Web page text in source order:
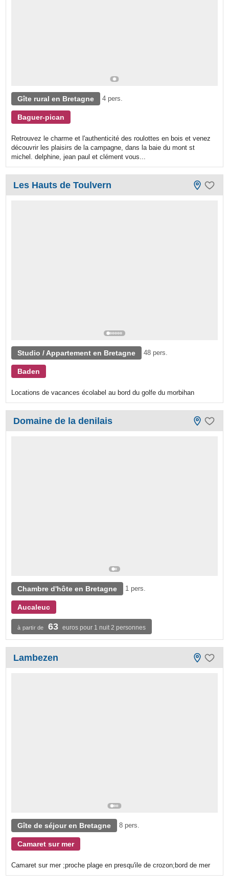
Gîte rural en Bretagne 4 pers.
Baguer-pican
Retrouvez le charme et l'authenticité des roulottes en bois et venez
découvrir les plaisirs de la campagne, dans la baie du mont st
michel. delphine, jean paul et clément vous...
Les Hauts de Toulvern
Studio / Appartement en Bretagne 48 pers.
Baden
Locations de vacances écolabel au bord du golfe du morbihan
Domaine de la denilais
Chambre d'hôte en Bretagne 1 pers.
Aucaleuc
à partir de 63 euros pour 1 nuit 2 personnes
Lambezen
Gîte de séjour en Bretagne 8 pers.
Camaret sur mer
Camaret sur mer ;proche plage en presqu'ile de crozon;bord de mer